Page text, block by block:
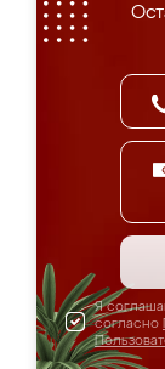
Я
согласно